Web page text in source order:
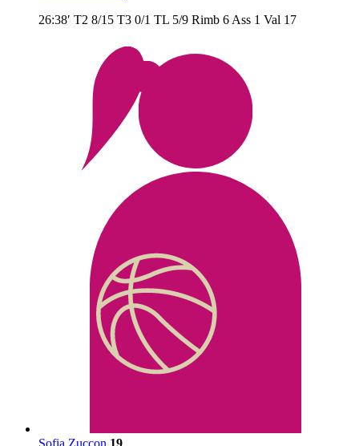
26:38′ T2 8/15 T3 0/1 TL 5/9 Rimb 6 Ass 1 Val 17
Sofia Zuccon 19